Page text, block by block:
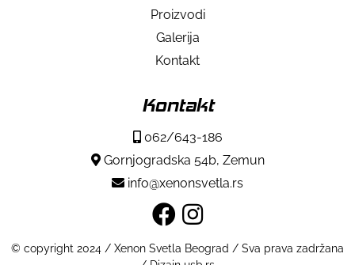
Proizvodi
Galerija
Kontakt
Kontakt
062/643-186
Gornjogradska 54b, Zemun
info@xenonsvetla.rs
© copyright 2024 / Xenon Svetla Beograd / Sva prava zadržana